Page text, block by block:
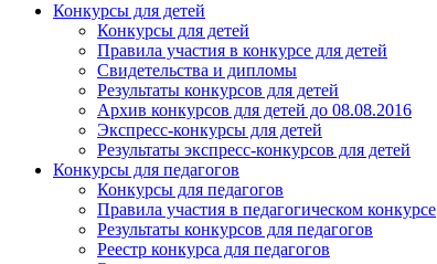
Конкурсы для детей
Конкурсы для детей
Правила участия в конкурсе для детей
Свидетельства и дипломы
Результаты конкурсов для детей
Архив конкурсов для детей до 08.08.2016
Экспресс-конкурсы для детей
Результаты экспресс-конкурсов для детей
Конкурсы для педагогов
Конкурсы для педагогов
Правила участия в педагогическом конкурсе
Результаты конкурсов для педагогов
Реестр конкурса для педагогов